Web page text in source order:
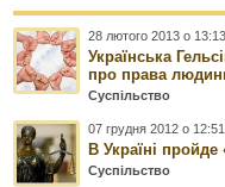
28 лютого 2013 о 13:13
Українська
про права
Суспільство
07 грудня 2012 о 12:51
В Україні
Суспільство